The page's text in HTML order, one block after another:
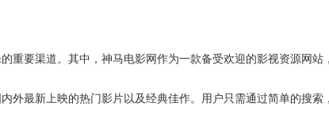
重要渠道。其中，神马电影网作为一款备受欢迎的影视资源网
外最新上映的热门影片以及经典佳作。用户只需通过简单的搜